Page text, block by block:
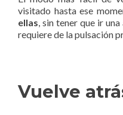
visitado hasta ese
ellas , sin tener que ir
requiere de la pulsación
Vuelve